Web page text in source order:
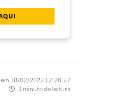
18/02/2022 12:26:27
1 minuto de leitura